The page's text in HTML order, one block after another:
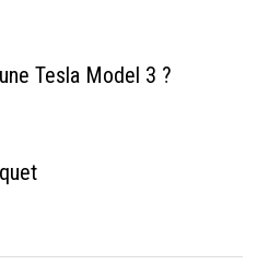
Tesla Model 3 ?